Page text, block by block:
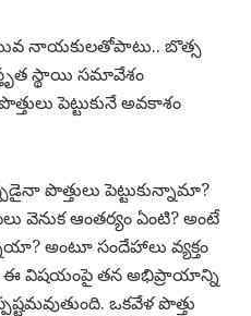
యువ నాయకులతోపాటు.. బొత్స
స్థాయి సమావేశం
పెట్టుకునే అవకాశం
పొత్తులు పెట్టుకున్నామా?
వెనుక ఆంతర్యం ఏంటి? అంటే
అంటూ సందేహాలు వ్యక్తం
ఈ విషయంపై తన అభిప్రాయాన్ని
ఒకవేళ పొత్తు